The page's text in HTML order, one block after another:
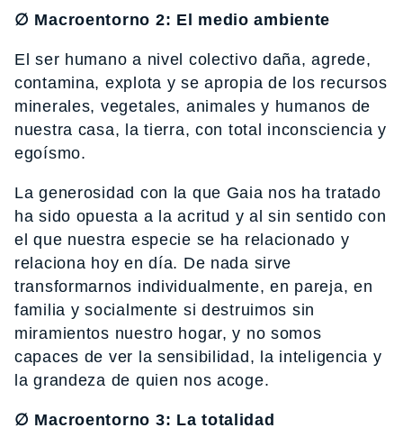
∅ Macroentorno 2: El medio ambiente
El ser humano a nivel colectivo daña, agrede,
contamina, explota y se apropia de los recursos
minerales, vegetales, animales y humanos de
nuestra casa, la tierra, con total inconsciencia y
egoísmo.
La generosidad con la que Gaia nos ha tratado
ha sido opuesta a la acritud y al sin sentido con
el que nuestra especie se ha relacionado y
relaciona hoy en día. De nada sirve
transformarnos individualmente, en pareja, en
familia y socialmente si destruimos sin
miramientos nuestro hogar, y no somos
capaces de ver la sensibilidad, la inteligencia y
la grandeza de quien nos acoge.
∅ Macroentorno 3: La totalidad